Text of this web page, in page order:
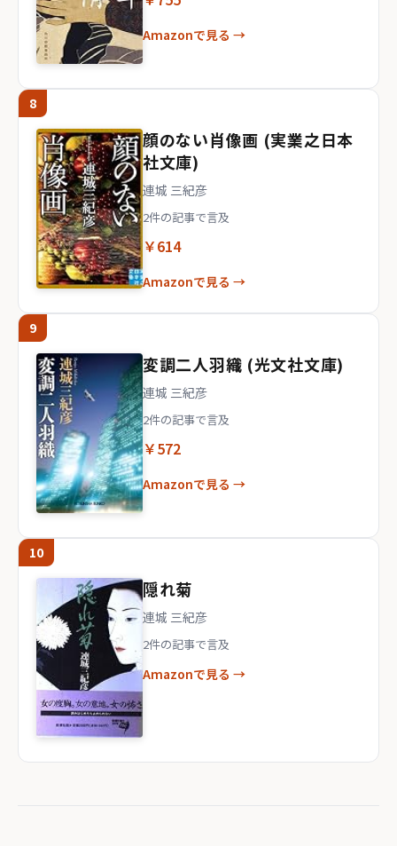
Amazonで見る →
8
顔のない肖像画 (実業之日本
社文庫)
連城 三紀彦
2件の記事で言及
￥614
Amazonで見る →
9
変調二人羽織 (光文社文庫)
連城 三紀彦
2件の記事で言及
￥572
Amazonで見る →
10
隠れ菊
連城 三紀彦
2件の記事で言及
Amazonで見る →